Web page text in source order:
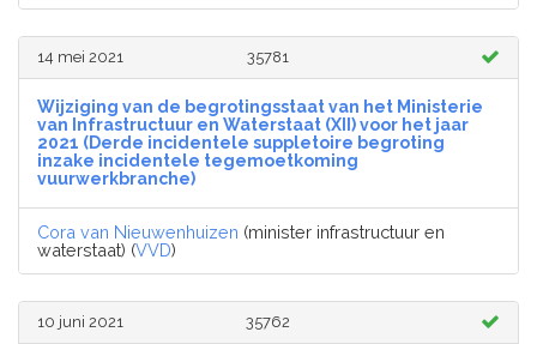
14 mei 2021 35781
Wijziging van de begrotingsstaat van het Ministerie
van Infrastructuur en Waterstaat (XII) voor het jaar
2021 (Derde incidentele suppletoire begroting
inzake incidentele tegemoetkoming
vuurwerkbranche)
Cora van Nieuwenhuizen (minister infrastructuur en
waterstaat) (VVD)
10 juni 2021 35762